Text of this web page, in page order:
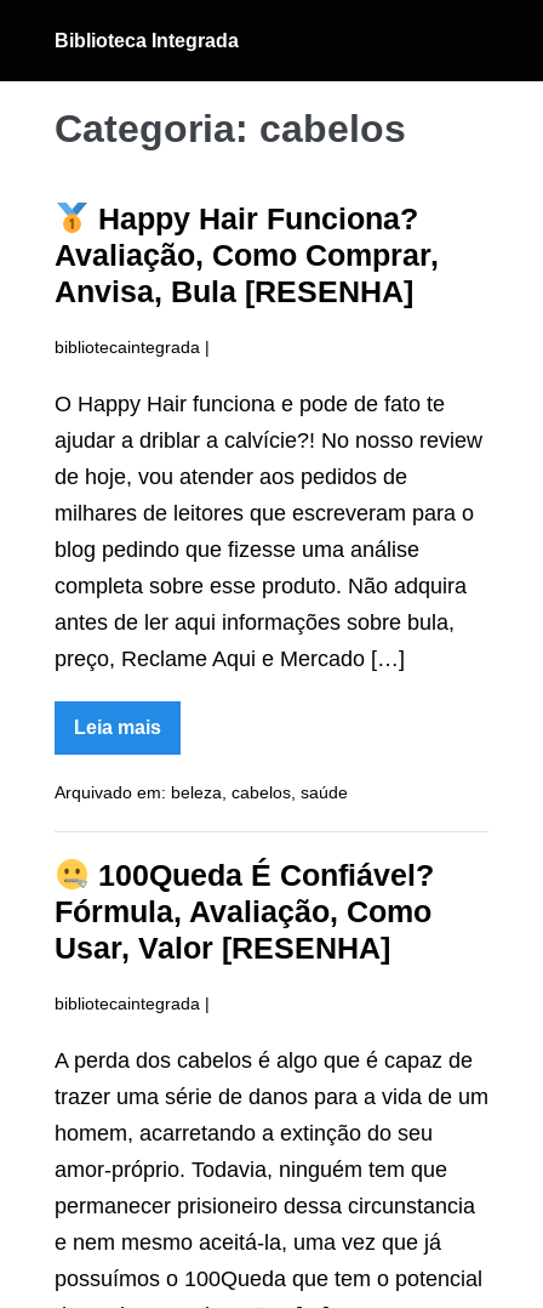
o
conteúdo
Biblioteca Integrada
menu
Categoria: cabelos
Happy Hair Funciona?
Avaliação, Como Comprar,
Anvisa, Bula [RESENHA]
bibliotecaintegrada |
O Happy Hair funciona e pode de fato te
ajudar a driblar a calvície?! No nosso review
de hoje, vou atender aos pedidos de
milhares de leitores que escreveram para o
blog pedindo que fizesse uma análise
completa sobre esse produto. Não adquira
antes de ler aqui informações sobre bula,
preço, Reclame Aqui e Mercado […]
Leia mais
Happy
Funciona?
Como
Anvisa,
Bula
[RESENHA]
Arquivado em: beleza cabelos saúde
100Queda É Confiável?
Fórmula, Avaliação, Como
Usar, Valor [RESENHA]
bibliotecaintegrada |
A perda dos cabelos é algo que é capaz de
trazer uma série de danos para a vida de um
homem, acarretando a extinção do seu
amor-próprio. Todavia, ninguém tem que
permanecer prisioneiro dessa circunstancia
e nem mesmo aceitá-la, uma vez que já
possuímos o 100Queda que tem o potencial